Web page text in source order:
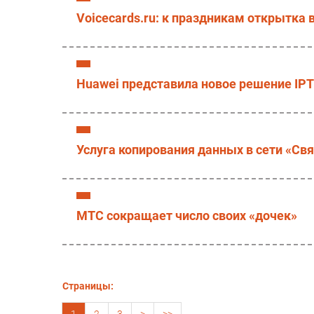
Voicecards.ru: к праздникам открытка
Huawei представила новое решение
Услуга копирования данных в сети
МТС сокращает число своих «дочек»
Страницы: